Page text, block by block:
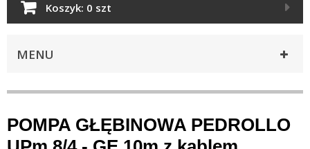
Koszyk: 0 szt
MENU
POMPA GŁĘBINOWA PEDROLLO